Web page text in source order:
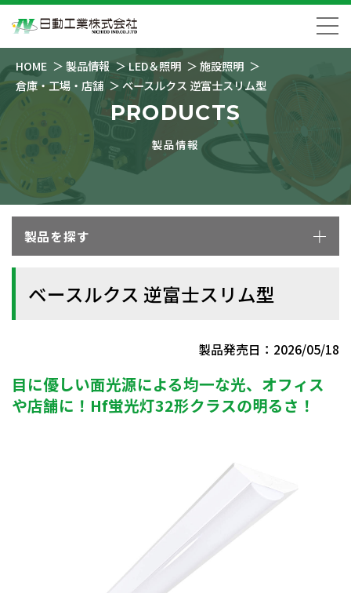
HOME 製品情報 LED＆照明
施設照明
倉庫・工場・店舗
ベースルクス 逆富士スリム型
PRODUCTS
製品情報
製品を探す
ベースルクス 逆富士スリム型
製品発売日：2026/05/18
目に優しい面光源による均一な光、オフィス
や店舗に！Hf蛍光灯32形クラスの明るさ！